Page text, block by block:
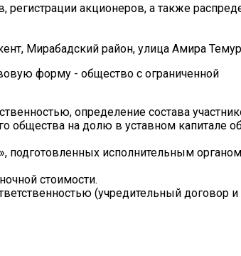
регистрации акционеров, а также
Мирабадский район, улица Амира
форму - общество с ограниченной
определение состава
общества на долю в уставном капитале
подготовленных исполнительным
стоимости.
(учредительный договор и